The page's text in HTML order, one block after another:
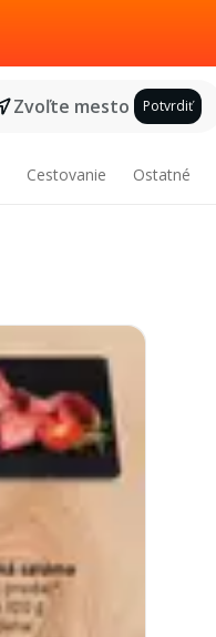
Zvoľte mesto Potvrdiť
Cestovanie Ostatné